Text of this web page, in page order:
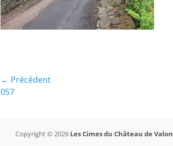
Navigation
de
← Précédent
Article
057
Copyright © 2026 Les Cimes du Château de Valon